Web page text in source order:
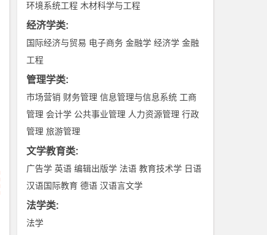
环境系统工程 木材科学与工程
经济学类:
国际经济与贸易 电子商务 金融学 经济学 金融
工程
管理学类:
市场营销 财务管理 信息管理与信息系统 工商
管理 会计学 公共事业管理 人力资源管理 行政
管理 旅游管理
文学教育类:
广告学 英语 编辑出版学 法语 教育技术学 日语
汉语国际教育 德语 汉语言文学
法学类:
法学